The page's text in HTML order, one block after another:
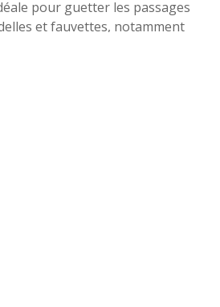
pour guetter les passages
et fauvettes, notamment